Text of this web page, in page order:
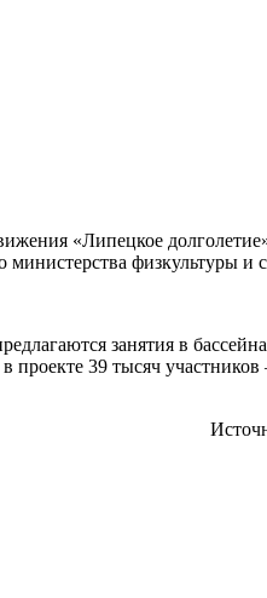
«Липецкое
физкультуры и
занятия в
39 тысяч участников